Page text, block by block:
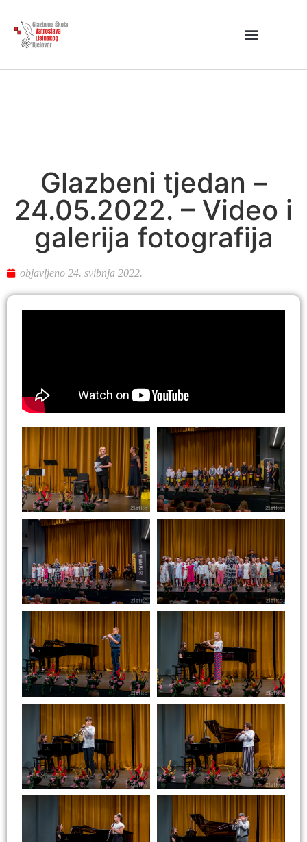
Glazbeni tjedan –
24.05.2022. – Video i
galerija fotografija
objavljeno 24. svibnja 2022.